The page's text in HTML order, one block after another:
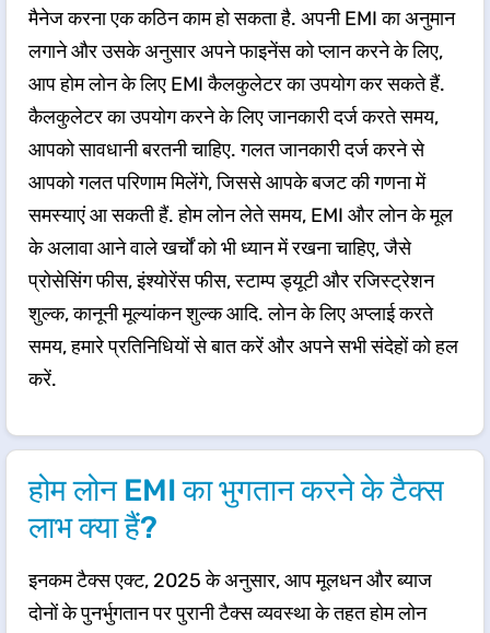
मैनेज करना एक कठिन काम हो सकता है. अपनी EMI का अनुमान
लगाने और उसके अनुसार अपने फाइनेंस को प्लान करने के लिए,
आप होम लोन के लिए EMI कैलकुलेटर का उपयोग कर सकते हैं.
कैलकुलेटर का उपयोग करने के लिए जानकारी दर्ज करते समय,
आपको सावधानी बरतनी चाहिए. गलत जानकारी दर्ज करने से
आपको गलत परिणाम मिलेंगे, जिससे आपके बजट की गणना में
समस्याएं आ सकती हैं. होम लोन लेते समय, EMI और लोन के मूल
के अलावा आने वाले खर्चों को भी ध्यान में रखना चाहिए, जैसे
प्रोसेसिंग फीस, इंश्योरेंस फीस, स्टाम्प ड्यूटी और रजिस्ट्रेशन
शुल्क, कानूनी मूल्यांकन शुल्क आदि. लोन के लिए अप्लाई करते
समय, हमारे प्रतिनिधियों से बात करें और अपने सभी संदेहों को हल
करें.
होम लोन EMI का भुगतान करने के टैक्स
लाभ क्या हैं?
इनकम टैक्स एक्ट, 2025 के अनुसार, आप मूलधन और ब्याज
दोनों के पुनर्भुगतान पर पुरानी टैक्स व्यवस्था के तहत होम लोन